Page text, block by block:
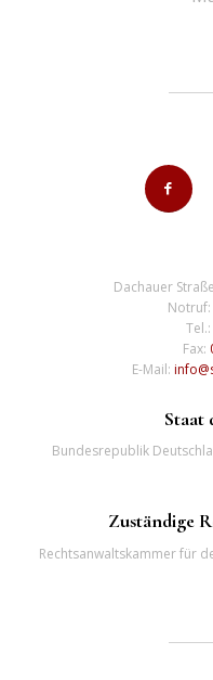
Dachauer
Notruf:
Tel.:
Fax:
E-Mail:
Staat
Bundesrepublik
Zuständige
Rechtsanwaltskammer für